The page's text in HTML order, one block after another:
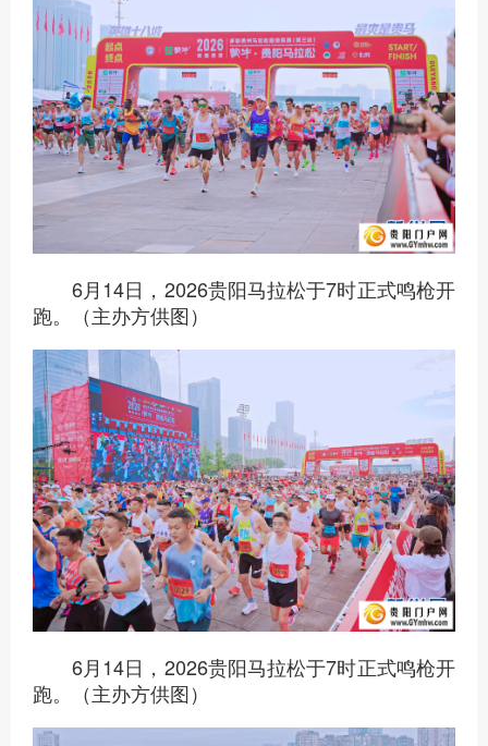
6月14日，2026贵阳马拉松于7时正式鸣枪开
跑。（主办方供图）
6月14日，2026贵阳马拉松于7时正式鸣枪开
跑。（主办方供图）